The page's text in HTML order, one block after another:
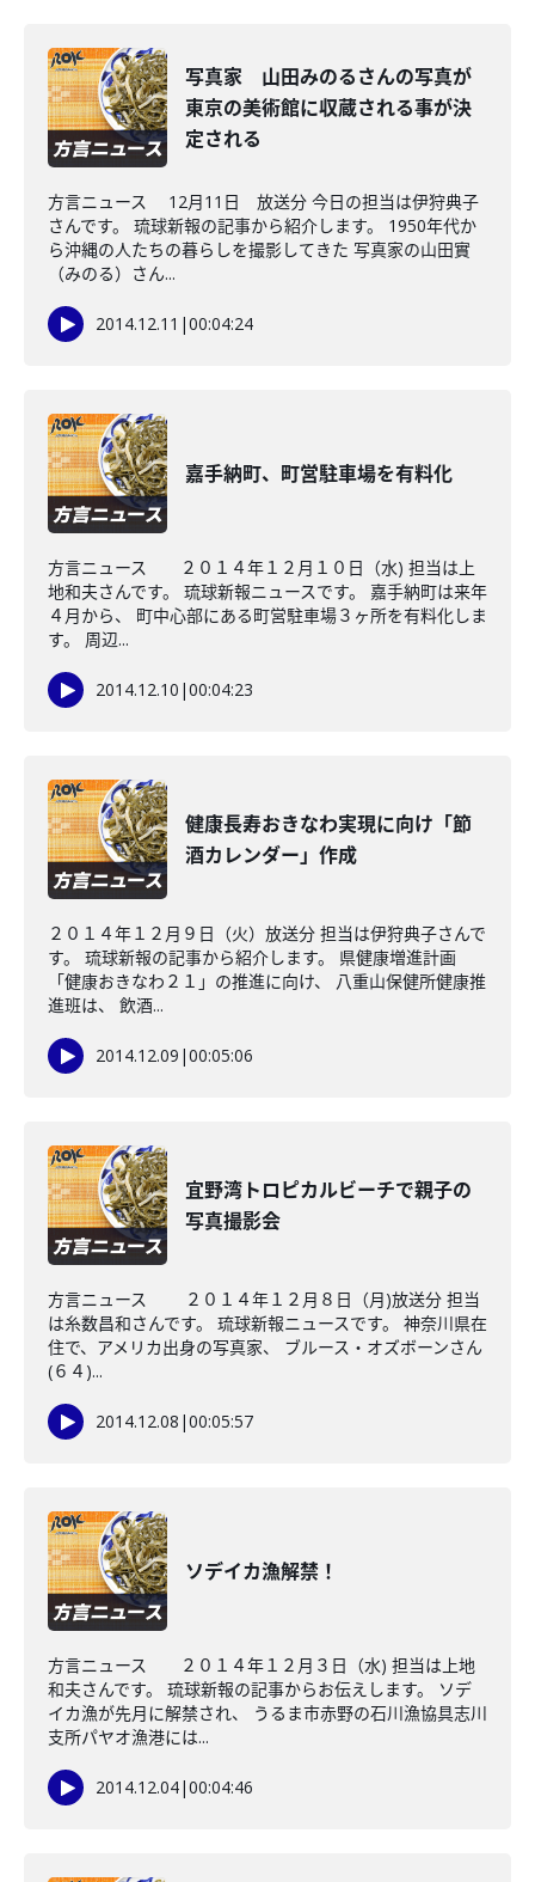
写真家 山田みのるさんの写真が
東京の美術館に収蔵される事が決
定される
方言ニュース 12月11日 放送分 今日の担当は伊狩典子
さんです。 琉球新報の記事から紹介します。 1950年代か
ら沖縄の人たちの暮らしを撮影してきた 写真家の山田實
（みのる）さん...
2014.12.11 |00:04:24
嘉手納町、町営駐車場を有料化
方言ニュース ２０１４年１２月１０日（水) 担当は上
地和夫さんです。 琉球新報ニュースです。 嘉手納町は来年
４月から、 町中心部にある町営駐車場３ヶ所を有料化しま
す。 周辺...
2014.12.10 |00:04:23
健康長寿おきなわ実現に向け「節
酒カレンダー」作成
２０１４年１２月９日（火）放送分 担当は伊狩典子さんで
す。 琉球新報の記事から紹介します。 県健康増進計画
「健康おきなわ２１」の推進に向け、 八重山保健所健康推
進班は、 飲酒...
2014.12.09 |00:05:06
宜野湾トロピカルビーチで親子の
写真撮影会
方言ニュース ２０１４年１２月８日（月)放送分 担当
は糸数昌和さんです。 琉球新報ニュースです。 神奈川県在
住で、アメリカ出身の写真家、 ブルース・オズボーンさん
(６４)...
2014.12.08 |00:05:57
ソデイカ漁解禁！
方言ニュース ２０１４年１２月３日（水) 担当は上地
和夫さんです。 琉球新報の記事からお伝えします。 ソデ
イカ漁が先月に解禁され、 うるま市赤野の石川漁協具志川
支所パヤオ漁港には...
2014.12.04|00:04:46